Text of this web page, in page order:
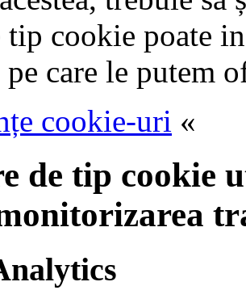
tip cookie poate
care le putem
cookie-uri «
de tip cookie